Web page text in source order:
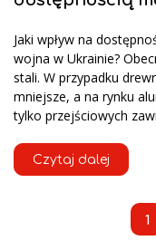
Jaki wpływ na
wojna w Ukrainie?
stali. W przypadku
mniejsze, a na rynku
tylko przejściowych
Czytaj dalej
1